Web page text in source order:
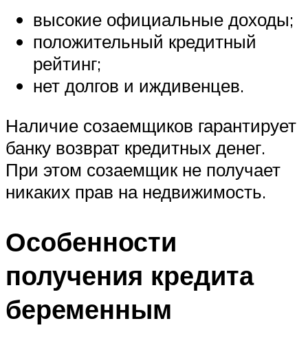
высокие официальные доходы;
положительный кредитный
рейтинг;
нет долгов и иждивенцев.
Наличие созаемщиков гарантирует
банку возврат кредитных денег.
При этом созаемщик не получает
никаких прав на недвижимость.
Особенности
получения кредита
беременным